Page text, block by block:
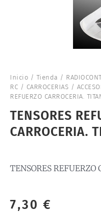
Inicio / Tienda /
RC / CARROCERIAS /
REFUERZO CARROCERIA.
TENSORES
CARROCERIA.
TENSORES
7,30 €